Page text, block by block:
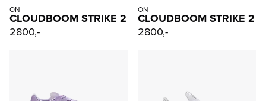
ON
CLOUDBOOM STRIKE 2
2800,-
ON
CLOUDBOOM STRIKE 2
2800,-